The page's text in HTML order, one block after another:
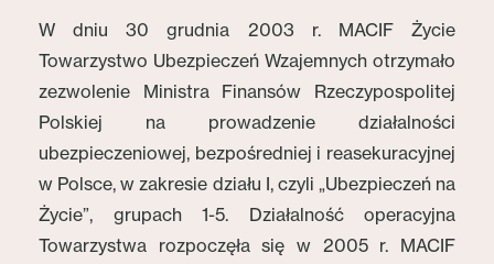
W dniu 30 grudnia 2003 r. MACIF Życie
Towarzystwo Ubezpieczeń Wzajemnych otrzymało
zezwolenie Ministra Finansów Rzeczypospolitej
Polskiej na prowadzenie działalności
ubezpieczeniowej, bezpośredniej i reasekuracyjnej
w Polsce, w zakresie działu I, czyli „Ubezpieczeń na
Życie”, grupach 1-5. Działalność operacyjna
Towarzystwa rozpoczęła się w 2005 r. MACIF